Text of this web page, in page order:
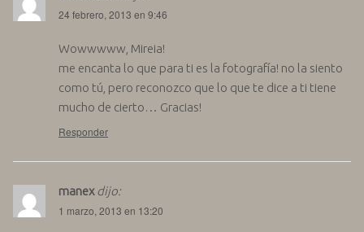
24 febrero, 2013 en 9:46
Wowwwww, Mireia!
me encanta lo que para ti es la fotografía! no la siento
como tú, pero reconozco que lo que te dice a ti tiene
mucho de cierto… Gracias!
Responder
manex dijo:
1 marzo, 2013 en 13:20